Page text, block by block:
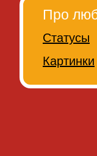
Про
Статусы
Картинки